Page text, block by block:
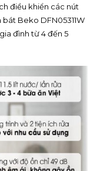
điều khiển các nút
Beko DFN05311W
đình từ 4 đến 5